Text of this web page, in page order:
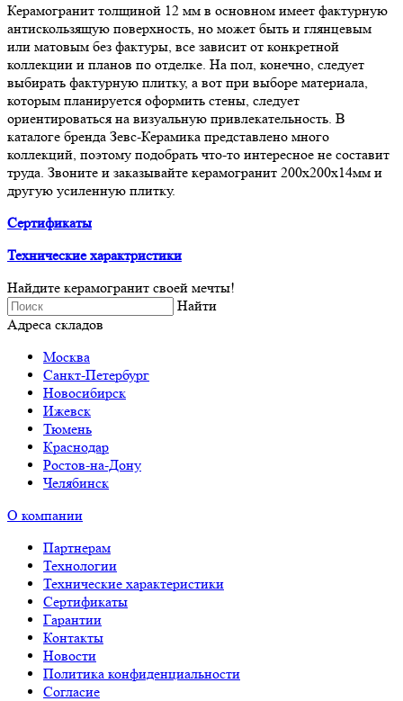
Керамогранит толщиной 12 мм в основном имеет фактурную
антискользящую поверхность, но может быть и глянцевым
или матовым без фактуры, все зависит от конкретной
коллекции и планов по отделке. На пол, конечно, следует
выбирать фактурную плитку, а вот при выборе материала,
которым планируется оформить стены, следует
ориентироваться на визуальную привлекательность. В
каталоге бренда Зевс-Керамика представлено много
коллекций, поэтому подобрать что-то интересное не составит
труда. Звоните и заказывайте керамогранит 200х200х14мм и
другую усиленную плитку.
Сертификаты
Технические характристики
Найдите керамогранит своей мечты!
Найти
Адреса складов
Москва
Санкт-Петербург
Новосибирск
Ижевск
Тюмень
Краснодар
Ростов-на-Дону
Челябинск
О компании
Партнерам
Технологии
Технические характеристики
Сертификаты
Гарантии
Контакты
Новости
Политика конфиденциальности
Согласие